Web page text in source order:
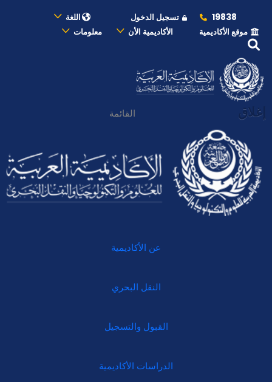
19838 تسجيل الدخول
اللغة
موقع الأكاديمية
الأكاديمية الأن معلومات
إغلاق القائمة
عن الأكاديمية
النقل البحري
القبول والتسجيل
الدراسات الأكاديمية